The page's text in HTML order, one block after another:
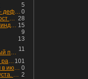
5
0
Инфляция в начале августа — дефляция из-за топлива и плодоовощной корзины, но услуги продолжают дорожать, а рубль начал ослабевать.
28
Санкции США пристрелили рост акций в России
15
Сенат США принял санкции Линдси Грэма против России
9
13
11
⛽️Евротранс в руинах. Грустный пост😶😞 Что изменилось в облигациях?
101
Путь к 1500. Пошла гонка. Кто раньше продаст.
0
🎥Что случилось с портфелем в июле - честный разбор / Инвестировать Просто
2
Мой портфель акций на 7 августа. Покупки активов и реинвестирование дивидендов. Создание пассивного дохода